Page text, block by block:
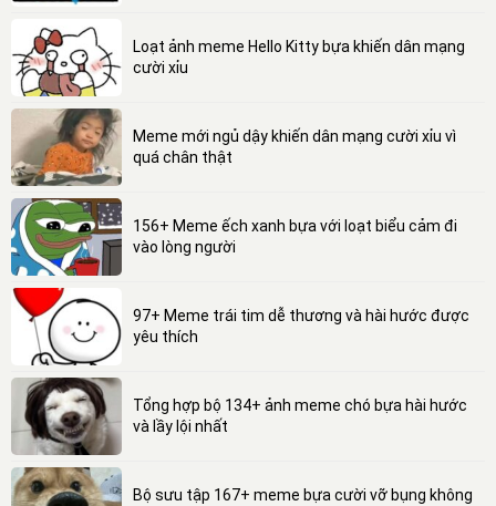
Loạt ảnh meme Hello Kitty bựa khiến dân mạng
cười xỉu
Meme mới ngủ dậy khiến dân mạng cười xỉu vì
quá chân thật
156+ Meme ếch xanh bựa với loạt biểu cảm đi
vào lòng người
97+ Meme trái tim dễ thương và hài hước được
yêu thích
Tổng hợp bộ 134+ ảnh meme chó bựa hài hước
và lầy lội nhất
Bộ sưu tập 167+ meme bựa cười vỡ bụng không